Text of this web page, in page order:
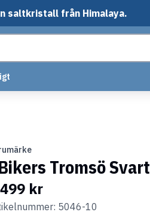
saltkristall från Himalaya.
Tromsö Svart
kr
5046-10